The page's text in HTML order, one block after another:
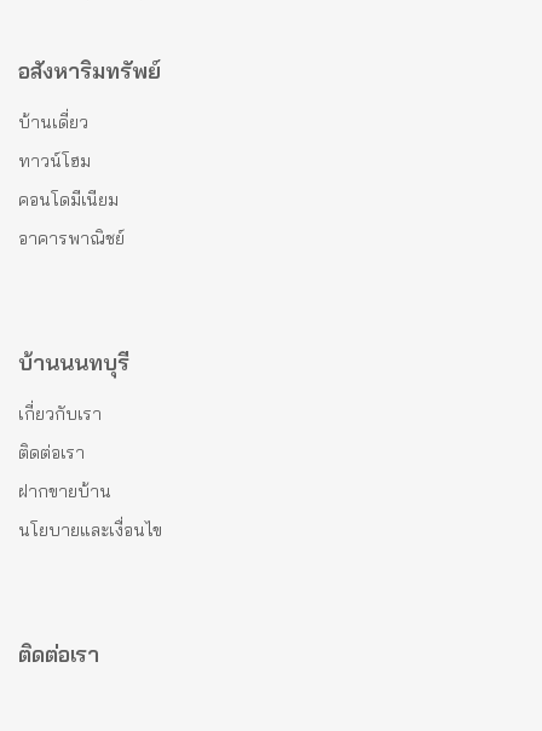
อสังหาริมทรัพย์
บ้านเดี่ยว
ทาวน์โฮม
คอนโดมีเนียม
อาคารพาณิชย์
บ้านนนทบุรี
เกี่ยวกับเรา
ติดต่อเรา
ฝากขายบ้าน
นโยบายและเงื่อนไข
ติดต่อเรา